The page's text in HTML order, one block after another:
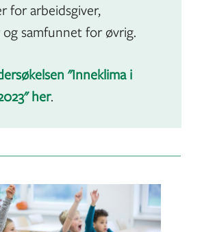
for arbeidsgiver,
samfunnet for øvrig.
"Inneklima i
her.